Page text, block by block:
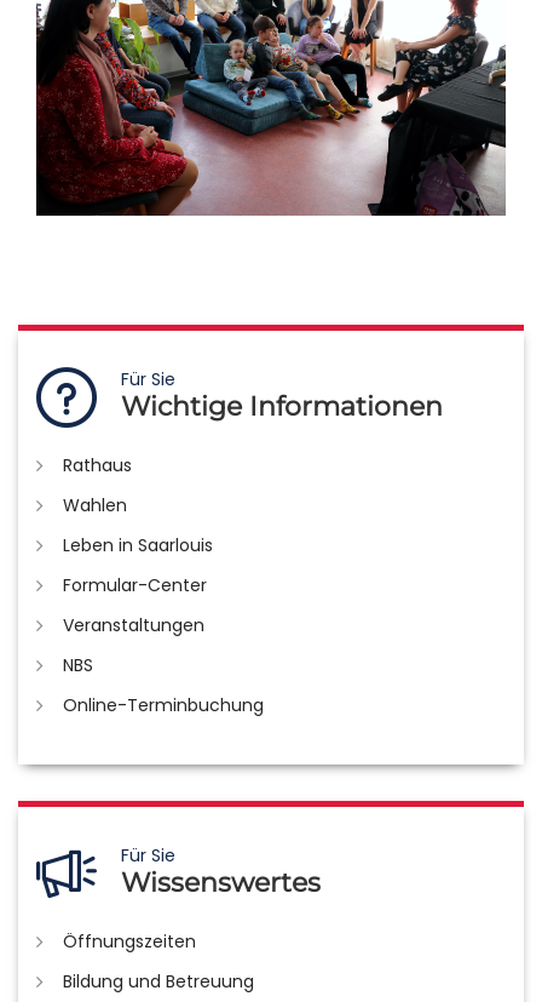
Für Sie
Wichtige Informationen
Rathaus
Wahlen
Leben in Saarlouis
Formular-Center
Veranstaltungen
NBS
Online-Terminbuchung
Für Sie
Wissenswertes
Öffnungszeiten
Bildung und Betreuung